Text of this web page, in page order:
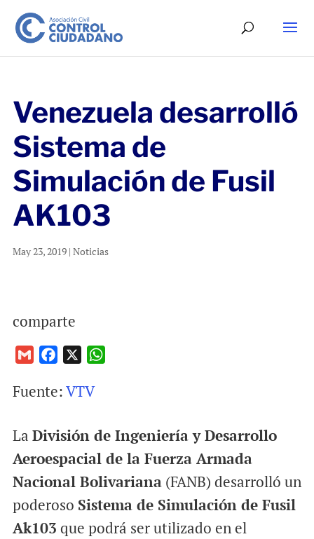
Venezuela desarrolló
Sistema de
Simulación de Fusil
AK103
May 23, 2019| Noticias
comparte
a
l
c
b
o
o
k
A
p
p
Fuente:VTV
La División de Ingeniería y Desarrollo
Aeroespacial de la Fuerza Armada
Nacional Bolivariana(FANB) desarrolló un
poderoso Sistema de Simulación de Fusil
Ak103 que podrá ser utilizado en el